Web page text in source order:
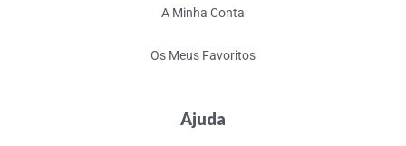
A Minha Conta
Os Meus Favoritos
Ajuda